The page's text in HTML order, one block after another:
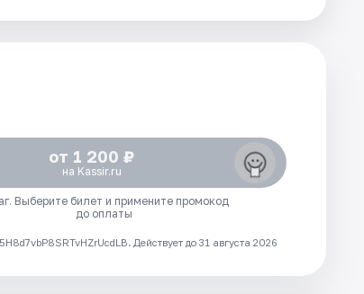
от 1 200 ₽
на Kassir.ru
Выберите билет и примените промокод
до оплаты
Действует до 31 августа 2026